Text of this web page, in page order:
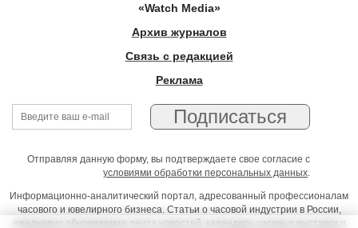
«Watch Media»
Архив журналов
Связь с редакцией
Реклама
Отправляя данную форму, вы подтверждаете свое согласие с
условиями обработки персональных данных
Информационно-аналитический портал, адресованный профессионалам
часового и ювелирного бизнеса. Статьи о часовой индустрии в России,
ежедневно обновляемая лента новостей, календарь часовых выставок и